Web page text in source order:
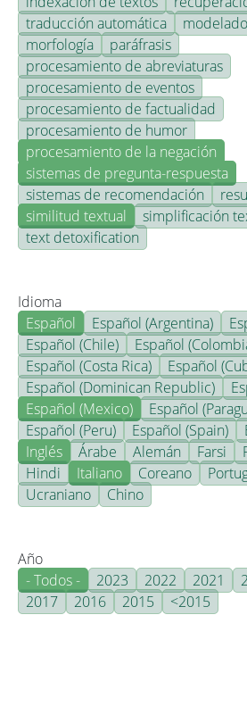
traducción automática
morfología
paráfrasis
procesamiento de abreviaturas
procesamiento de eventos
procesamiento de factualidad
procesamiento de humor
procesamiento de la negación
sistemas de pregunta-respuesta
sistemas de recomendación
similitud textual
simplificación
text detoxification
Idioma
Español
Español (Argentina)
Español (Chile)
Español
Español (Costa Rica)
Español
Español (Dominican Republic)
Español (Mexico)
Español
Español (Peru)
Español (Spain)
Inglés
Árabe Alemán Farsi
Hindi
Italiano Coreano
Ucraniano
Chino
Año
- Todos -
2023 2022 2021
2017
2016 2015 <2015